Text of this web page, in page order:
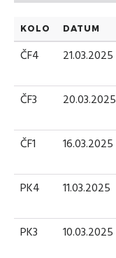
KOLO DATUM
ČF4 21.03.2025
ČF3 20.03.2025
ČF1 16.03.2025
PK4 11.03.2025
PK3 10.03.2025